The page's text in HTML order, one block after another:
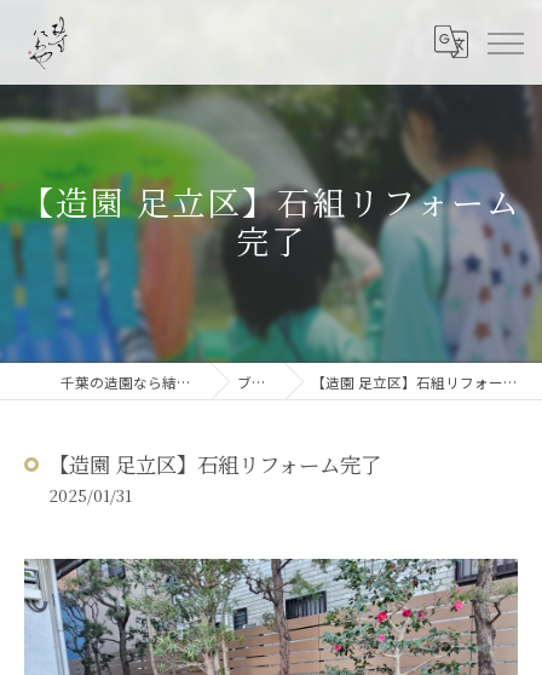
【造園 足立区】石組リフォーム
完了
千葉の造園なら結ニワ屋 ブログ 【造園 足立区】石組リフォーム完了
【造園 足立区】石組リフォーム完了
2025/01/31